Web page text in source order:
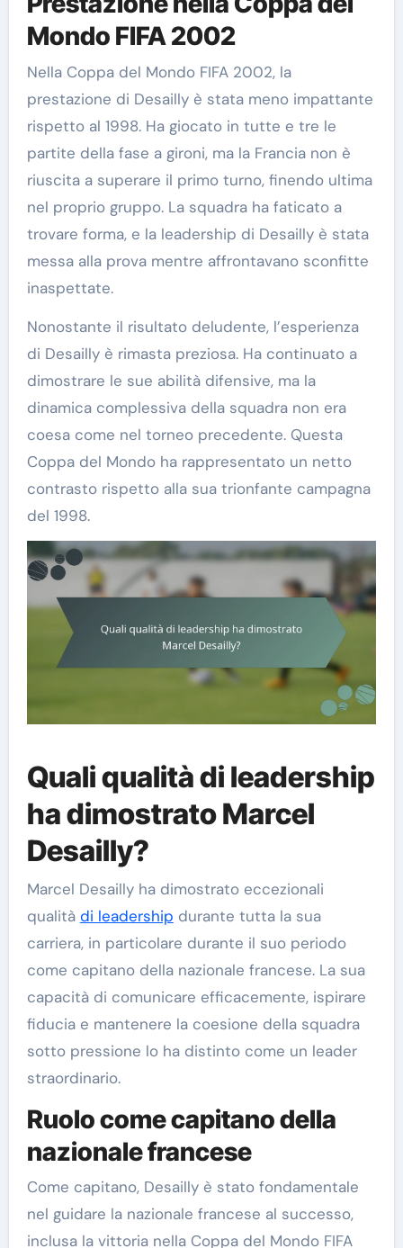
Mondo FIFA 2002
Nella Coppa del Mondo FIFA 2002, la
prestazione di Desailly è stata meno impattante
rispetto al 1998. Ha giocato in tutte e tre le
partite della fase a gironi, ma la Francia non è
riuscita a superare il primo turno, finendo ultima
nel proprio gruppo. La squadra ha faticato a
trovare forma, e la leadership di Desailly è stata
messa alla prova mentre affrontavano sconfitte
inaspettate.
Nonostante il risultato deludente, l’esperienza
di Desailly è rimasta preziosa. Ha continuato a
dimostrare le sue abilità difensive, ma la
dinamica complessiva della squadra non era
coesa come nel torneo precedente. Questa
Coppa del Mondo ha rappresentato un netto
contrasto rispetto alla sua trionfante campagna
del 1998.
Quali qualità di leadership
ha dimostrato Marcel
Desailly?
Marcel Desailly ha dimostrato eccezionali
qualità di leadership durante tutta la sua
carriera, in particolare durante il suo periodo
come capitano della nazionale francese. La sua
capacità di comunicare efficacemente, ispirare
fiducia e mantenere la coesione della squadra
sotto pressione lo ha distinto come un leader
straordinario.
Ruolo come capitano della
nazionale francese
Come capitano, Desailly è stato fondamentale
nel guidare la nazionale francese al successo,
inclusa la vittoria nella Coppa del Mondo FIFA